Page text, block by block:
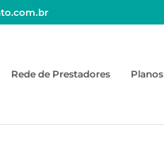
Rede de Prestadores Planos